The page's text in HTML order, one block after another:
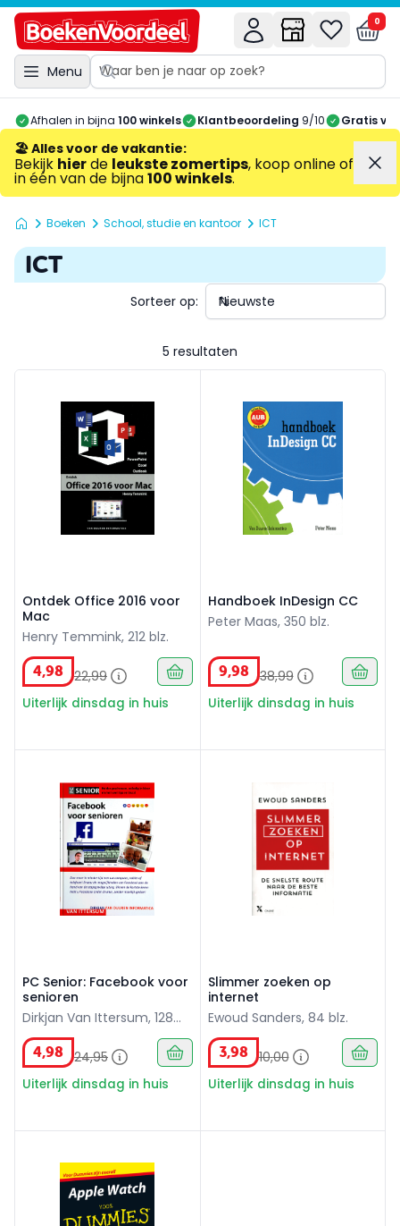
Menu
0
Afhalen in bijna 100 winkels Klantbeoordeling 9/10 Gratis
🏖️ Alles voor de vakantie:
Bekijk hierde leukste zomertips, koop online of
in één van de bijna100 winkels.
Boeken School, studie en kantoor ICT
ICT
5 resultaten
Sorteer op:
Ontdek Office 2016 voor
Mac
Henry Temmink, 212 blz.
4,98 22,99
Uiterlijk dinsdag in huis
Handboek InDesign CC
Peter Maas, 350 blz.
9,98 38,99
Uiterlijk dinsdag in huis
PC Senior: Facebook voor
senioren
Dirkjan Van Ittersum, 128
blz.
4,98 24,95
Uiterlijk dinsdag in huis
Slimmer zoeken op
internet
Ewoud Sanders, 84 blz.
3,98 10,00
Uiterlijk dinsdag in huis